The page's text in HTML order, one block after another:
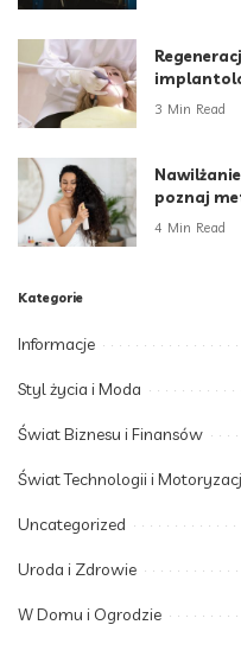
3 Min Read
poznaj
4 Min Read
Kategorie
Informacje
Styl życia i Moda
Świat Biznesu i Finansów
Świat Technologii i
Uncategorized
Uroda i Zdrowie
W Domu i Ogrodzie